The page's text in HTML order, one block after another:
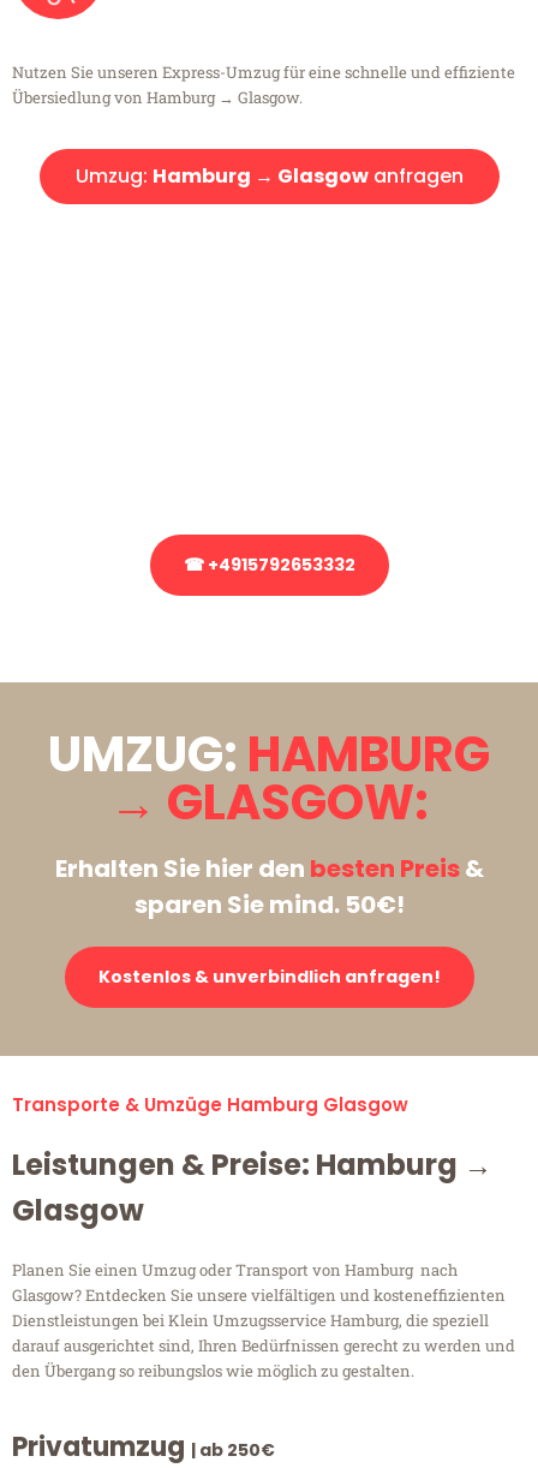
Nutzen Sie unseren Express-Umzug für eine schnelle und effiziente
Übersiedlung von Hamburg → Glasgow.
Umzug: Hamburg → Glasgowanfragen
☎ +4915792653332
UMZUG: HAMBURG
→ GLASGOW:
Erhalten Sie hier den besten Preis&
sparen Sie mind. 50€!
Kostenlos & unverbindlich anfragen!
Transporte & Umzüge Hamburg Glasgow
Leistungen & Preise: Hamburg →
Glasgow
Planen Sie einen Umzug oder Transport von Hamburg nach
Glasgow? Entdecken Sie unsere vielfältigen und kosteneffizienten
Dienstleistungen bei Klein Umzugsservice Hamburg, die speziell
darauf ausgerichtet sind, Ihren Bedürfnissen gerecht zu werden und
den Übergang so reibungslos wie möglich zu gestalten.
Privatumzug | ab 250€